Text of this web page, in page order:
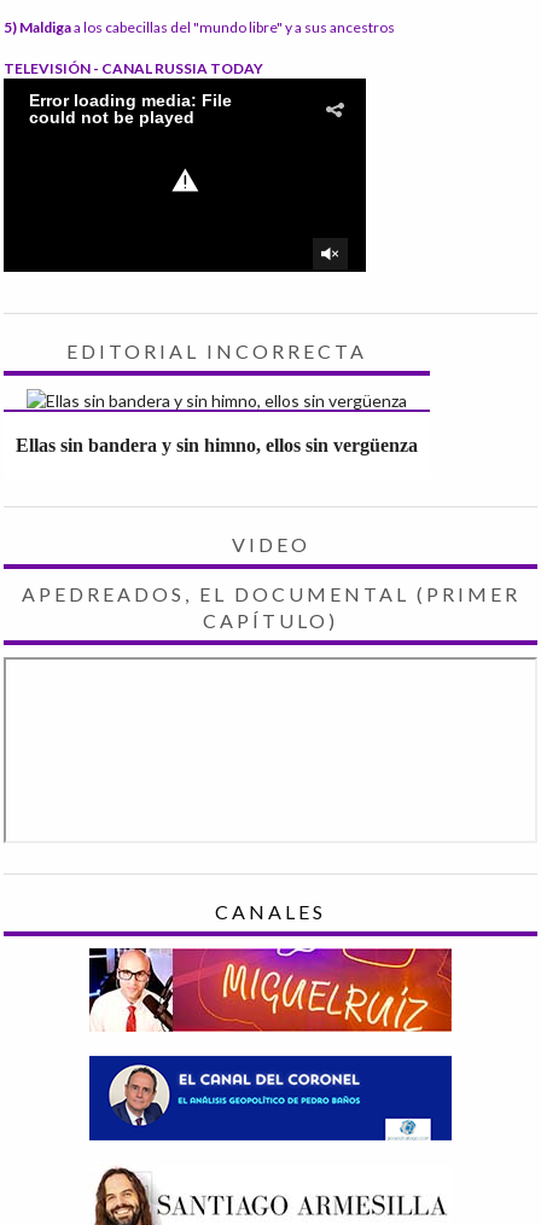
5) Maldigaa los cabecillas del "mundo libre" y a sus ancestros
TELEVISIÓN - CANAL RUSSIA TODAY
EDITORIAL INCORRECTA
Ellas sin bandera y sin himno, ellos sin vergüenza
VIDEO
APEDREADOS, EL DOCUMENTAL (PRIMER
CAPÍTULO)
CANALES